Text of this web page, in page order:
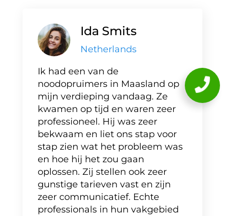
Ida Smits
Netherlands
Ik had een van de
noodopruimers in Maasland op
mijn verdieping vandaag. Ze
kwamen op tijd en waren zeer
professioneel. Hij was zeer
bekwaam en liet ons stap voor
stap zien wat het probleem was
en hoe hij het zou gaan
oplossen. Zij stellen ook zeer
gunstige tarieven vast en zijn
zeer communicatief. Echte
professionals in hun vakgebied